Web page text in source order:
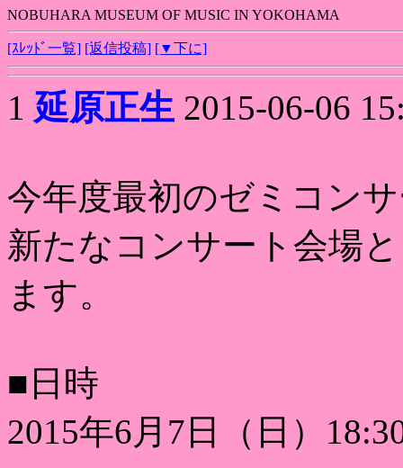
NOBUHARA MUSEUM OF MUSIC IN YOKOHAMA
[ｽﾚｯﾄﾞ一覧] [返信投稿] [▼下に]
1 延原正生 2015-06-06
今年度最初のゼミコン
新たなコンサート会場
ます。
■日時
2015年6月7日（日）